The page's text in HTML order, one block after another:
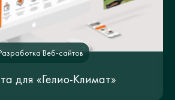
Веб-сайтов
для «Гелио-Климат»